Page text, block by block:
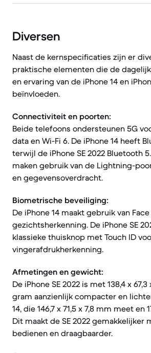
Diversen
Naast de kernspecificaties zijn er
praktische elementen die de
en ervaring van de iPhone 14 en
beïnvloeden.
Connectiviteit en poorten:
Beide telefoons ondersteunen 5G
data en Wi-Fi 6. De iPhone 14 heeft
terwijl de iPhone SE 2022 Bluetooth
maken gebruik van de Lightning-
en gegevensoverdracht.
Biometrische beveiliging:
De iPhone 14 maakt gebruik van
gezichtsherkenning. De iPhone SE
klassieke thuisknop met Touch ID
vingerafdrukherkenning.
Afmetingen en gewicht:
De iPhone SE 2022 is met 138,4 x
gram aanzienlijk compacter en
14, die 146,7 x 71,5 x 7,8 mm meet en
Dit maakt de SE 2022 gemakkelijker
bedienen en draagbaarder.